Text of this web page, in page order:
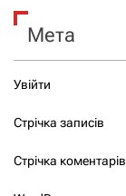
Мета
Увійти
Стрічка записів
Стрічка коментарів